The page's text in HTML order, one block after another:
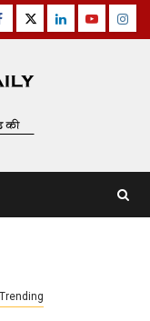
TwitterLinkedinYoutube
Trending